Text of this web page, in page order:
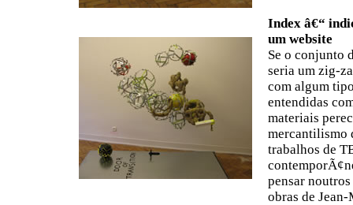
Index â€“
um website
Se o conjunto
seria um zig-
com algum
entendidas
materiais
mercantilismo
trabalhos de
pensar
obras de